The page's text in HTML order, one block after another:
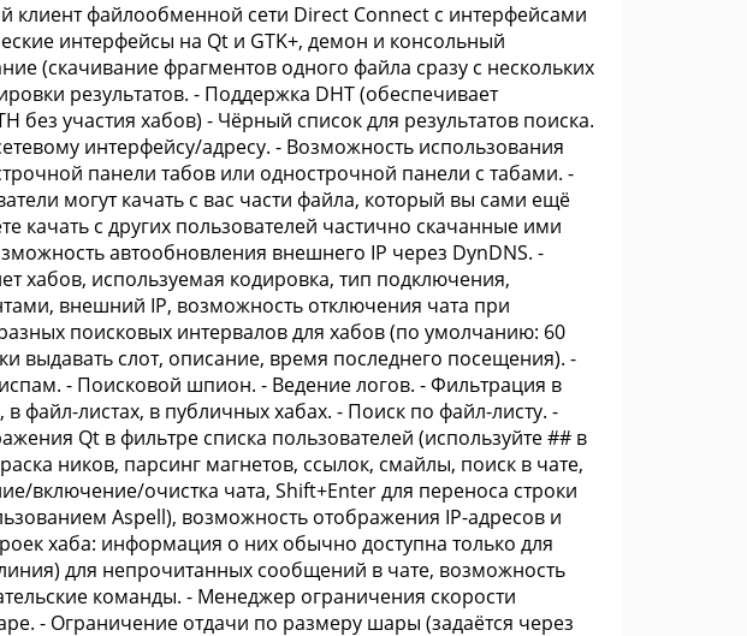
клиент файлообменной сети Direct Connect с интерфейсами
интерфейсы на Qt и GTK+, демон и консольный
(скачивание фрагментов одного файла сразу с нескольких
результатов. - Поддержка DHT (обеспечивает
участия хабов) - Чёрный список для результатов поиска.
интерфейсу/адресу. - Возможность использования
панели табов или однострочной панели с табами. -
могут качать с вас части файла, который вы сами ещё
качать с других пользователей частично скачанные ими
автообновления внешнего IP через DynDNS. -
хабов, используемая кодировка, тип подключения,
внешний IP, возможность отключения чата при
поисковых интервалов для хабов (по умолчанию: 60
выдавать слот, описание, время последнего посещения). -
- Поисковой шпион. - Ведение логов. - Фильтрация в
в файл-листах, в публичных хабах. - Поиск по файл-листу. -
Qt в фильтре списка пользователей (используйте ## в
ников, парсинг магнетов, ссылок, смайлы, поиск в чате,
включение/очистка чата, Shift+Enter для переноса строки
Aspell), возможность отображения IP-адресов и
хаба: информация о них обычно доступна только для
для непрочитанных сообщений в чате, возможность
команды. - Менеджер ограничения скорости
- Ограничение отдачи по размеру шары (задаётся через